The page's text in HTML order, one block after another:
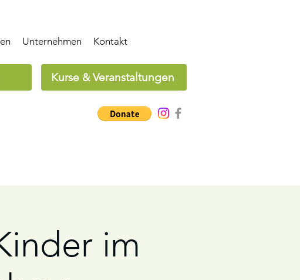
Unternehmen Kontakt
Kurse & Veranstaltungen
im